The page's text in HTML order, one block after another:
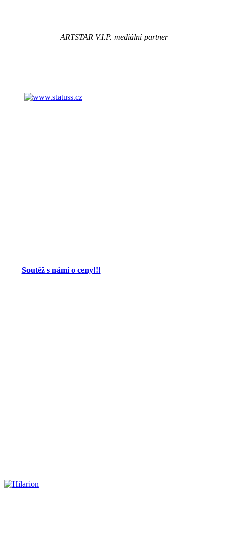
ARTSTAR V.I.P. mediální partner
Soutěž s námi o ceny!!!